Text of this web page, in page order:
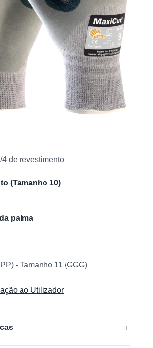
4 de revestimento
(Tamanho 10)
palma
- Tamanho 11 (GGG)
ao Utilizador
ao Utilizador